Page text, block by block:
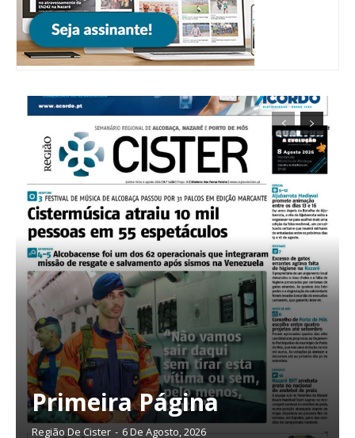
Planos de Assinatura
Faça-se assinante do Região de Cister e ajude-nos a manter este serviço
público!
Primeira Página
Região De Cister - 6 De Agosto, 2026